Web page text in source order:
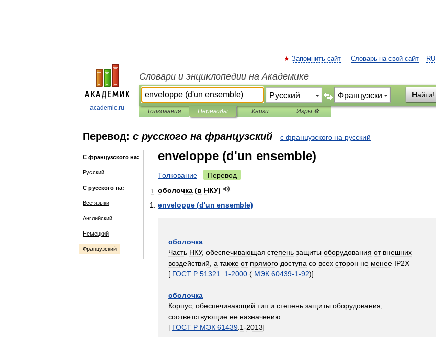
academic.ru
RU
Запомнить сайт Словарь на свой сайт
Словари и энциклопедии на Академике
Найти!
Толкования Переводы Книги Игры ⚽
Перевод: с русского на французский с французского на русский
С французского на:
Русский
С русского на:
Все языки
Английский
Немецкий
Французский
enveloppe (d'un ensemble)
Толкование Перевод
1 оболочка (в НКУ)
enveloppe (d'un ensemble)
оболочка
Часть НКУ, обеспечивающая степень защиты оборудования от внешних
воздействий а также от прямого доступа со всех сторон не менее IP2X
[ ГОСТ Р 51321 1-2000 ( МЭК 60439-1-92)]
оболочка
Корпус обеспечивающий тип и степень защиты оборудования
соответствующие ее назначению
[ ГОСТ Р МЭК 61439 1-2013]